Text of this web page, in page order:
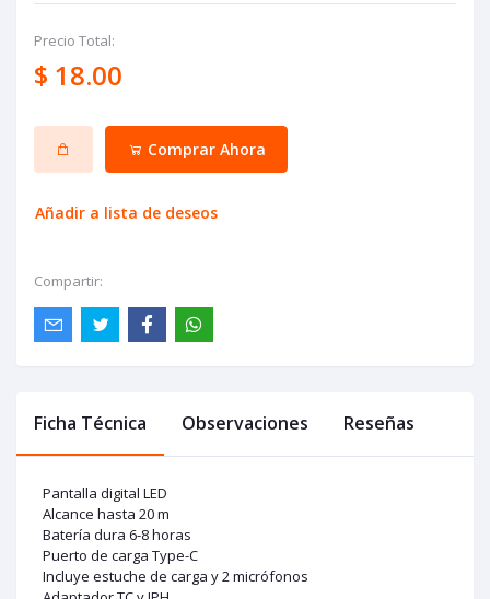
Precio Total:
$ 18.00
Comprar Ahora
Añadir a lista de deseos
Compartir:
Ficha Técnica Observaciones Reseñas
Pantalla digital LED
Alcance hasta 20 m
Batería dura 6-8 horas
Puerto de carga Type-C
Incluye estuche de carga y 2 micrófonos